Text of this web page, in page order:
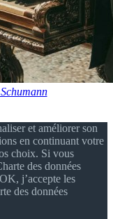
et améliorer son
en continuant votre
choix. Si vous
des données
j’accepte les
des données